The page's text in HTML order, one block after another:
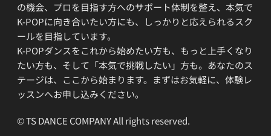
の機会、プロを目指す方へのサポート体制を整え、本気で
K-POPに向き合いたい方にも、しっかりと応えられるスク
ールを目指しています。
K-POPダンスをこれから始めたい方も、もっと上手くなり
たい方も、そして「本気で挑戦したい」方も。あなたのス
テージは、ここから始まります。まずはお気軽に、体験レ
ッスンへお申し込みください。
© TS DANCE COMPANY All rights reserved.